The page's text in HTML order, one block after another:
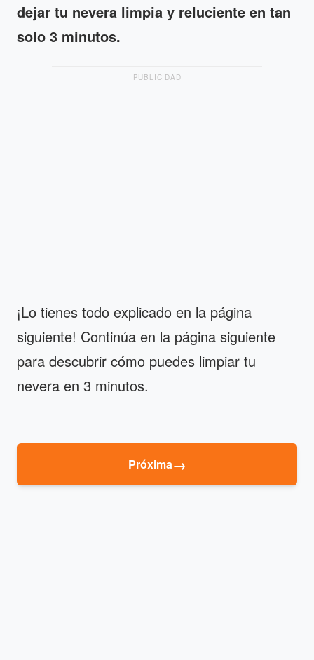
dejar tu nevera limpia y reluciente en tan
solo 3 minutos.
PUBLICIDAD
¡Lo tienes todo explicado en la página
siguiente! Continúa en la página siguiente
para descubrir cómo puedes limpiar tu
nevera en 3 minutos.
Próxima→